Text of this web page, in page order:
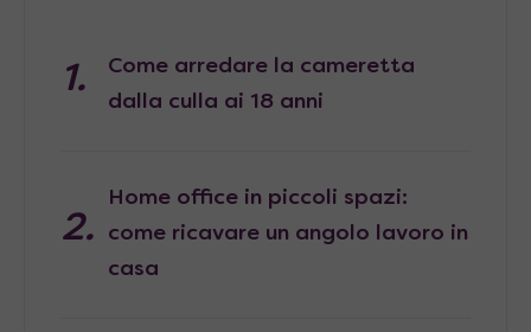
Come arredare la cameretta
dalla culla ai 18 anni
Home office in piccoli spazi:
come ricavare un angolo lavoro in
casa